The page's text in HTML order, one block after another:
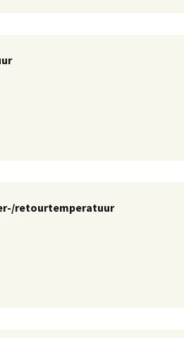
retourtemperatuur